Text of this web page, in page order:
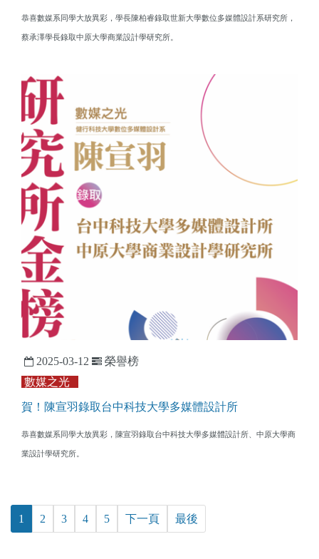
恭喜數媒系同學大放異彩，學長陳柏睿錄取世新大學數位多媒體設計系研究所，
蔡承澤學長錄取中原大學商業設計學研究所。
2025-03-12
榮譽榜
數媒之光
賀！陳宣羽錄取台中科技大學多媒體設計所
恭喜數媒系同學大放異彩，陳宣羽錄取台中科技大學多媒體設計所、中原大學商
業設計學研究所。
1 2 3 4 5 下一頁 最後